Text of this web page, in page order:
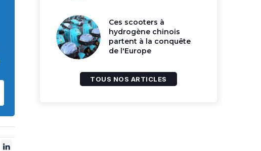
Ces scooters à
hydrogène chinois
partent à la conquête
de l'Europe
TOUS NOS ARTICLES